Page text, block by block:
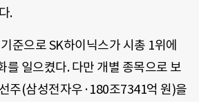
.
준으로 SK하이닉스가 시총 1위에
를 일으켰다. 다만 개별 종목으로 보
주(삼성전자우·180조7341억 원)을